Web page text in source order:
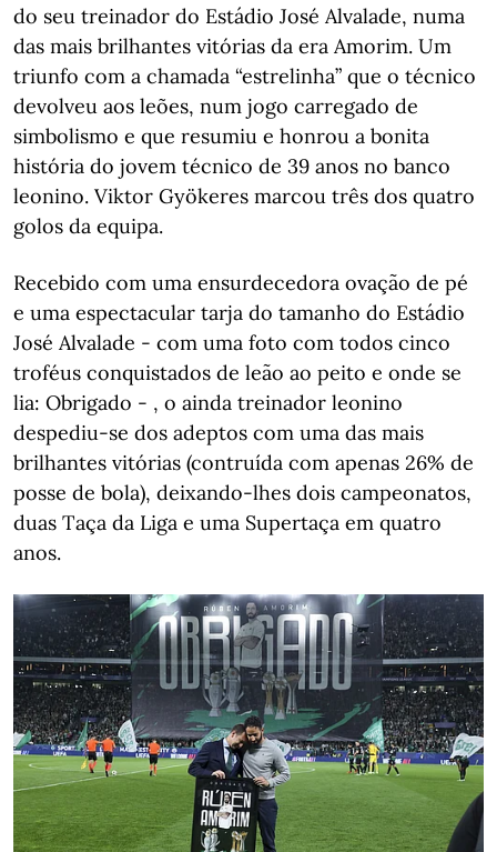
do seu treinador do Estádio José Alvalade, numa
das mais brilhantes vitórias da era Amorim. Um
triunfo com a chamada “estrelinha” que o técnico
devolveu aos leões, num jogo carregado de
simbolismo e que resumiu e honrou a bonita
história do jovem técnico de 39 anos no banco
leonino. Viktor Gyökeres marcou três dos quatro
golos da equipa.
Recebido com uma ensurdecedora ovação de pé
e uma espectacular tarja do tamanho do Estádio
José Alvalade - com uma foto com todos cinco
troféus conquistados de leão ao peito e onde se
lia: Obrigado - , o ainda treinador leonino
despediu-se dos adeptos com uma das mais
brilhantes vitórias (contruída com apenas 26% de
posse de bola), deixando-lhes dois campeonatos,
duas Taça da Liga e uma Supertaça em quatro
anos.